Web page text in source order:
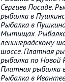
Сергиев Посаде.
рыбалка в
Рыбалка в
Мытищах.
ленинградскому
шоссе. Платная
рыбалка по Новой
Платная рыбалка
Рыбалка в